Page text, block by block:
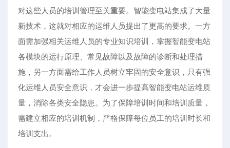
对这些人员的培训管理至关重要。智能变电站集成了大量
新技术，这就对相应的运维人员提出了更高的要求。一方
面需加强相关运维人员的专业知识培训，掌握智能变电站
各模块的运行原理、常见故障以及故障的诊断和处理措
施，另一方面需给工作人员树立牢固的安全意识，只有强
化运维人员安全意识，才会进一步提高智能变电站运维质
量，消除各类安全隐患。为了保障培训时间和培训质量，
需建立相应的培训机制，严格保障每位员工的培训时长和
培训支出。